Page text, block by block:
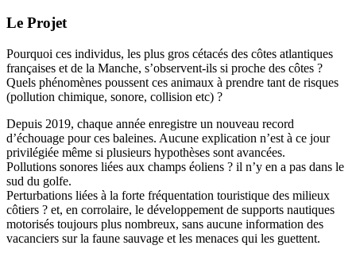
Le Projet
Pourquoi ces individus, les plus gros cétacés des côtes atlantiques
françaises et de la Manche, s’observent-ils si proche des côtes ?
Quels phénomènes poussent ces animaux à prendre tant de risques
(pollution chimique, sonore, collision etc) ?
Depuis 2019, chaque année enregistre un nouveau record
d’échouage pour ces baleines. Aucune explication n’est à ce jour
privilégiée même si plusieurs hypothèses sont avancées.
Pollutions sonores liées aux champs éoliens ? il n’y en a pas dans le
sud du golfe.
Perturbations liées à la forte fréquentation touristique des milieux
côtiers ? et, en corrolaire, le développement de supports nautiques
motorisés toujours plus nombreux, sans aucune information des
vacanciers sur la faune sauvage et les menaces qui les guettent.